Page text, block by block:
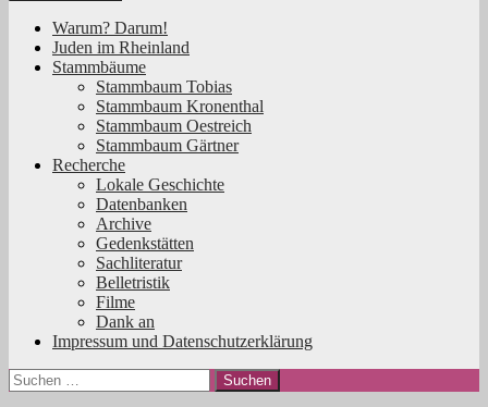
Tobias Herz
Warum? Darum!
Juden im Rheinland
Stammbäume
Stammbaum Tobias
Stammbaum Kronenthal
Stammbaum Oestreich
Stammbaum Gärtner
Recherche
Lokale Geschichte
Datenbanken
Archive
Gedenkstätten
Sachliteratur
Belletristik
Filme
Dank an
Impressum und Datenschutzerklärung
Suchen
nach: